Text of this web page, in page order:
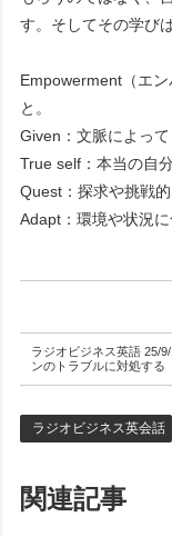
す。そしてその学び
Empowerment（エ
と。
Given：文脈によっ
True self：本当の自
Quest：探求や挑戦
Adapt：環境や状況
ラジオビジネス英語 25/
ンのトラブルに対処する
ラジオビジネス英会話
関連記事